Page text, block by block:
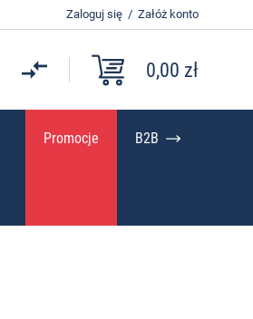
Zaloguj się / Załóż konto
0,00 zł
Promocje B2B